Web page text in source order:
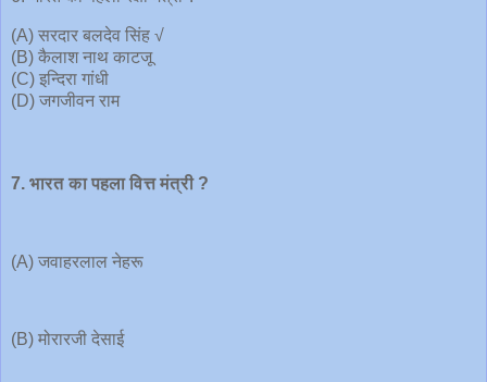
(A) सरदार बलदेव सिंह √
(B) कैलाश नाथ काटजू
(C) इन्दिरा गांधी
(D) जगजीवन राम
7. भारत का पहला वित्त मंत्री?
(A) जवाहरलाल नेहरू
(B) मोरारजी देसाई